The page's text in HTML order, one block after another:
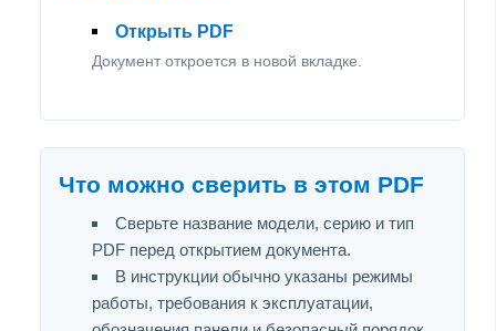
Открыть PDF
Документ откроется в новой вкладке.
Что можно сверить в этом PDF
Сверьте название модели, серию и тип
PDF перед открытием документа.
В инструкции обычно указаны режимы
работы, требования к эксплуатации,